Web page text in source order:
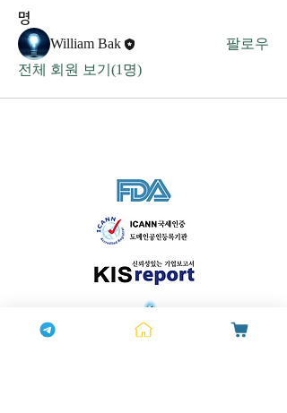
명
William Bak
팔로우
전체 회원 보기(1명)